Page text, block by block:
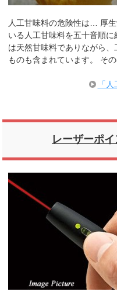
人工甘味料の危険性は… 厚
いる人工甘味料を五十音順
は天然甘味料でありながら
ものも含まれています。 その
「
レーザーポ